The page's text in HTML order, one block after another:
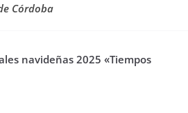
Córdoba
navideñas 2025 «Tiempos